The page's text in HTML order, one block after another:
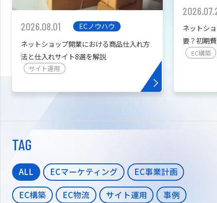
カスタマイズ開発
2026.08.01
ECノウハウ
ネットショップ開業における商品仕入れ方
法と仕入れサイト8選を解説
サイト運用
ネットシ
要？初期
を紹介
EC構築
TAG
ALL ECマーケティング
EC事業計画
EC構築
EC物流 サイト運用
事例